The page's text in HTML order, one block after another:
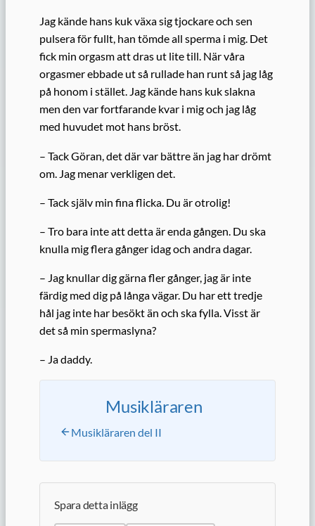
Jag kände hans kuk växa sig tjockare och sen
pulsera för fullt, han tömde all sperma i mig. Det
fick min orgasm att dras ut lite till. När våra
orgasmer ebbade ut så rullade han runt så jag låg
på honom i stället. Jag kände hans kuk slakna
men den var fortfarande kvar i mig och jag låg
med huvudet mot hans bröst.
– Tack Göran, det där var bättre än jag har drömt
om. Jag menar verkligen det.
– Tack själv min fina flicka. Du är otrolig!
– Tro bara inte att detta är enda gången. Du ska
knulla mig flera gånger idag och andra dagar.
– Jag knullar dig gärna fler gånger, jag är inte
färdig med dig på långa vägar. Du har ett tredje
hål jag inte har besökt än och ska fylla. Visst är
det så min spermaslyna?
– Ja daddy.
Musikläraren
Musikläraren del II
Spara detta inlägg